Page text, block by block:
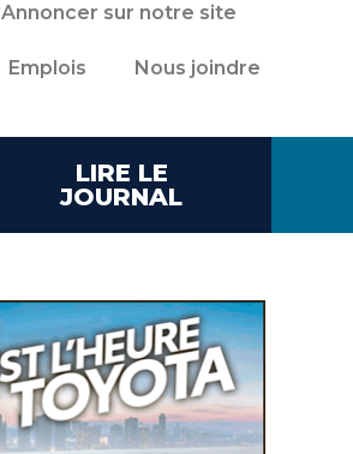
Annoncer sur notre site
Emplois Nous joindre
LIRE LE
JOURNAL